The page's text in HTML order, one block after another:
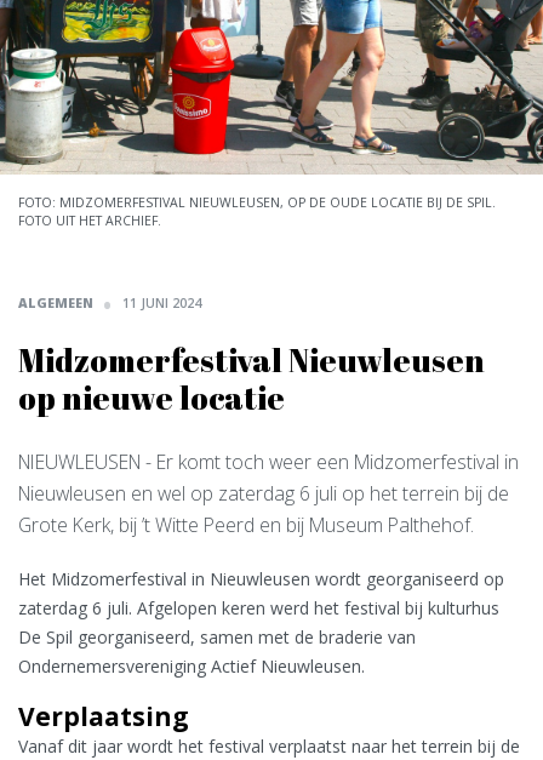
FOTO: MIDZOMERFESTIVAL NIEUWLEUSEN, OP DE OUDE LOCATIE BIJ DE SPIL.
FOTO UIT HET ARCHIEF.
ALGEMEEN 11 JUNI 2024
Midzomerfestival Nieuwleusen
op nieuwe locatie
NIEUWLEUSEN - Er komt toch weer een Midzomerfestival in
Nieuwleusen en wel op zaterdag 6 juli op het terrein bij de
Grote Kerk, bij ’t Witte Peerd en bij Museum Palthehof.
Het Midzomerfestival in Nieuwleusen wordt georganiseerd op
zaterdag 6 juli. Afgelopen keren werd het festival bij kulturhus
De Spil georganiseerd, samen met de braderie van
Ondernemersvereniging Actief Nieuwleusen.
Verplaatsing
Vanaf dit jaar wordt het festival verplaatst naar het terrein bij de